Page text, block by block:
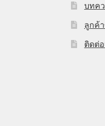
บทค
ลูกค้า
ติดต่อ